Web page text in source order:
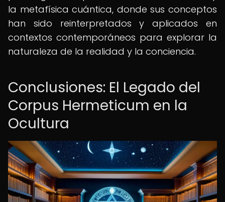
la metafísica cuántica, donde sus conceptos
han sido reinterpretados y aplicados en
contextos contemporáneos para explorar la
naturaleza de la realidad y la conciencia.
Conclusiones: El Legado del
Corpus Hermeticum en la
Ocultura